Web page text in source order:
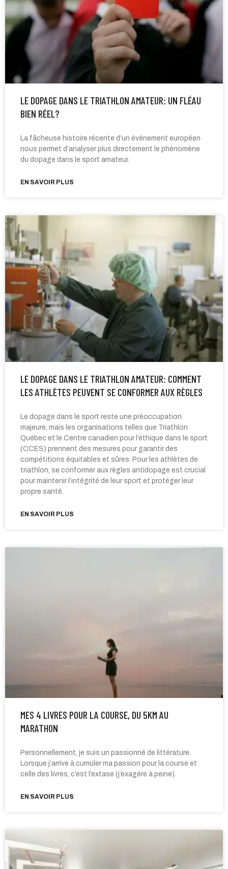
LE DOPAGE DANS LE TRIATHLON AMATEUR: UN FLÉAU
BIEN RÉEL?
La fâcheuse histoire récente d’un événement européen
nous permet d’analyser plus directement le phénomène
du dopage dans le sport amateur.
EN SAVOIR PLUS
LE DOPAGE DANS LE TRIATHLON AMATEUR: COMMENT
LES ATHLÈTES PEUVENT SE CONFORMER AUX RÈGLES
Le dopage dans le sport reste une préoccupation
majeure, mais les organisations telles que Triathlon
Québec et le Centre canadien pour l’éthique dans le sport
(CCES) prennent des mesures pour garantir des
compétitions équitables et sûres. Pour les athlètes de
triathlon, se conformer aux règles antidopage est crucial
pour maintenir l’intégrité de leur sport et protéger leur
propre santé.
EN SAVOIR PLUS
MES 4 LIVRES POUR LA COURSE, DU 5KM AU
MARATHON
Personnellement, je suis un passionné de littérature.
Lorsque j’arrive à cumuler ma passion pour la course et
celle des livres, c’est l’extase (j’exagère à peine).
EN SAVOIR PLUS